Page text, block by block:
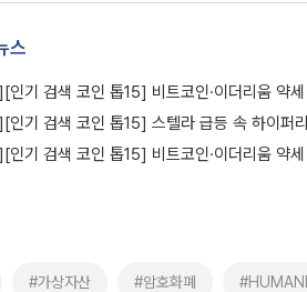
스
인기 검색 코인 톱15] 비트코인·이더리움 약
인기 검색 코인 톱15] 스텔라 급등 속 하이퍼
인기 검색 코인 톱15] 비트코인·이더리움 약
#가상자산 #암호화폐